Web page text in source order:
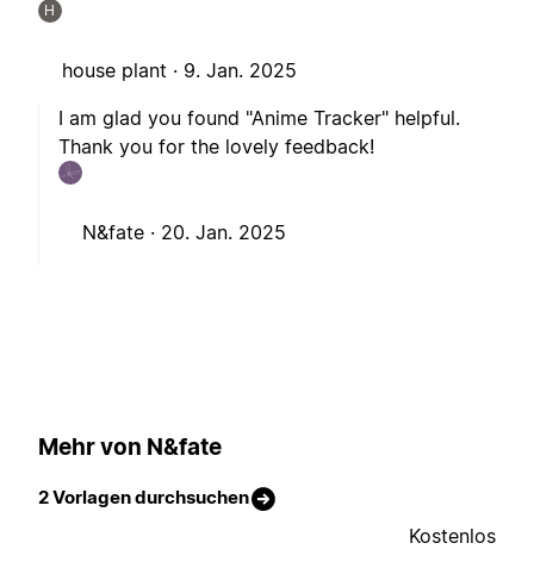
H
house plant · 9. Jan. 2025
I am glad you found "Anime Tracker" helpful.
Thank you for the lovely feedback!
N&fate · 20. Jan. 2025
Mehr von N&fate
2 Vorlagen durchsuchen
Kostenlos